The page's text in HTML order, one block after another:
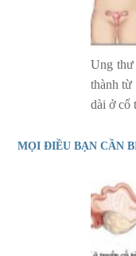
Ung thư
thành từ
dài ở cổ
MỌI ĐIỀU BẠN CẦN